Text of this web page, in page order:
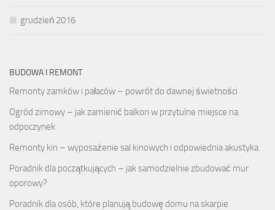
grudzień 2016
BUDOWA I REMONT
Remonty zamków i pałaców – powrót do dawnej świetności
Ogród zimowy – jak zamienić balkon w przytulne miejsce na
odpoczynek
Remonty kin – wyposażenie sal kinowych i odpowiednia akustyka
Poradnik dla początkujących – jak samodzielnie zbudować mur
oporowy?
Poradnik dla osób, które planują budowę domu na skarpie